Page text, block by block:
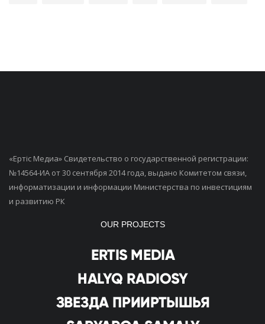
«Ертiс Медиа» Свидетельство о государственной регистрации:
№14564-ИА от 30 сентября 2014 года, выдано Комитетом связи,
информатизации и информации Министерства по инвестициям
и развитию РК
OUR PROJECTS